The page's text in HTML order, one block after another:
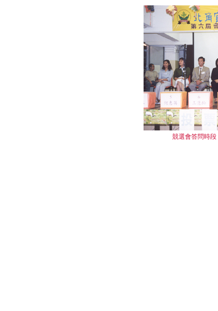
競選會答問時